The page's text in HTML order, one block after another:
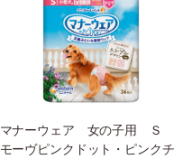
マナーウェア 女の子用 Ｓ
モーヴピンクドット・ピンクチ